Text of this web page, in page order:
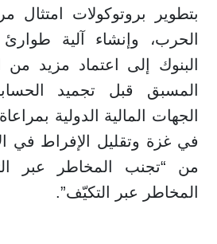
بتطوير بروتوكولات
الحرب، وإنشاء آلية
البنوك إلى اعتماد مزيد من
المسبق قبل تجميد
الجهات المالية الدولية
في غزة وتقليل الإفراط في
من “تجنب المخاطر عبر
المخاطر عبر التكيّف”.